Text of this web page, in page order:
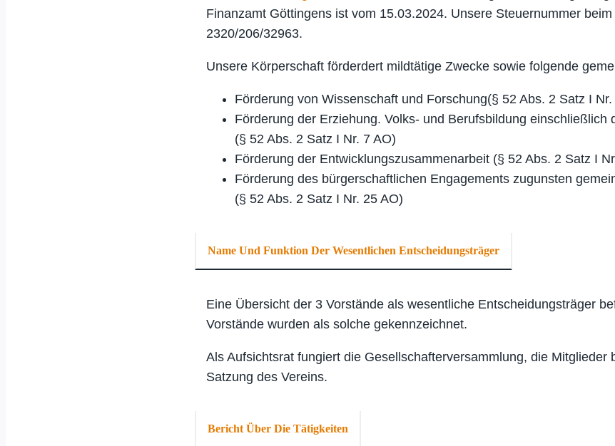
Finanzamt Göttingens ist vom 15.03.2024. Unsere Steuernummer
2320/206/32963.
Unsere Körperschaft förderdert mildtätige Zwecke sowie folgende
Förderung von Wissenschaft und Forschung(§ 52 Abs. 2 Satz I Nr.
Förderung der Erziehung. Volks- und Berufsbildung einschließlich
(§ 52 Abs. 2 Satz I Nr. 7 AO)
Förderung der Entwicklungszusammenarbeit (§ 52 Abs. 2 Satz I
Förderung des bürgerschaftlichen Engagements zugunsten
(§ 52 Abs. 2 Satz I Nr. 25 AO)
Name Und Funktion Der Wesentlichen Entscheidungsträger
Eine Übersicht der 3 Vorstände als wesentliche Entscheidungsträger
Vorstände wurden als solche gekennzeichnet.
Als Aufsichtsrat fungiert die Gesellschafterversammlung, die Mitglieder
Satzung des Vereins.
Bericht Über Die Tätigkeiten